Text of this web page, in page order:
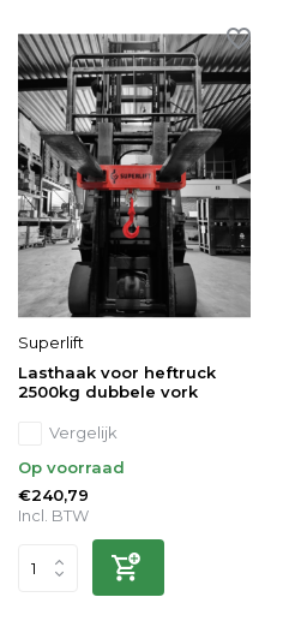
Superlift
Lasthaak voor heftruck
2500kg dubbele vork
Vergelijk
Op voorraad
€240,79
Incl. BTW